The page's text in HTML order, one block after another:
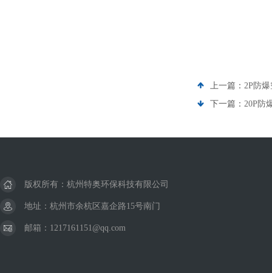
上一篇： 2P防
下一篇： 20P防
版权所有：杭州特奥环保科技有限公司
地址：杭州市余杭区嘉企路15号南门
邮箱：1217161151@qq.com